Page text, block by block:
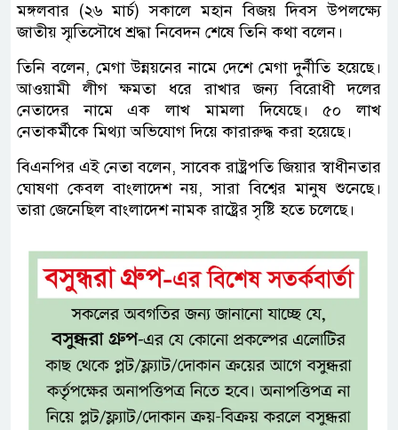
মঙ্গলবার (২৬ মার্চ) সকালে মহান বিজয় দিবস উপলক্ষ্যে
জাতীয় স্মৃতিসৌধে শ্রদ্ধা নিবেদন শেষে তিনি কথা বলেন।
তিনি বলেন, মেগা উন্নয়নের নামে দেশে মেগা দুর্নীতি হয়েছে।
আওয়ামী লীগ ক্ষমতা ধরে রাখার জন্য বিরোধী দলের
নেতাদের নামে এক লাখ মামলা দিযেছে। ৫০ লাখ
নেতাকর্মীকে মিথ্যা অভিযোগ দিয়ে কারারুদ্ধ করা হয়েছে।
বিএনপির এই নেতা বলেন, সাবেক রাষ্ট্রপতি জিয়ার স্বাধীনতার
ঘোষণা কেবল বাংলাদেশ নয়, সারা বিশ্বের মানুষ শুনেছে।
তারা জেনেছিল বাংলাদেশ নামক রাষ্ট্রের সৃষ্টি হতে চলেছে।